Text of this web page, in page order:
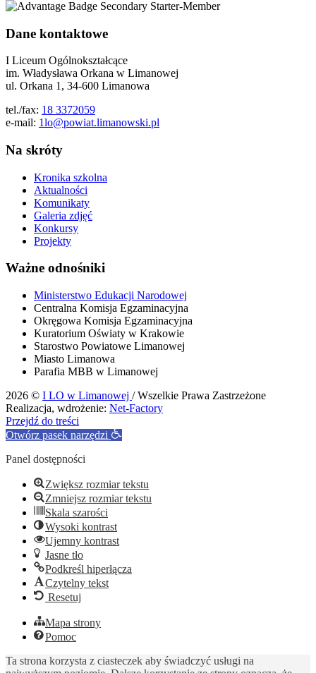
Dane kontaktowe
I Liceum Ogólnokształcące
im. Władysława Orkana w Limanowej
ul. Orkana 1, 34-600 Limanowa
tel./fax: 18 3372059
e-mail: 1lo@powiat.limanowski.pl
Na skróty
Kronika szkolna
Aktualności
Komunikaty
Galeria zdjęć
Konkursy
Projekty
Ważne odnośniki
Ministerstwo Edukacji Narodowej
Centralna Komisja Egzaminacyjna
Okręgowa Komisja Egzaminacyjna
Kuratorium Oświaty w Krakowie
Starostwo Powiatowe Limanowej
Miasto Limanowa
Parafia MBB w Limanowej
2026 © I LO w Limanowej / Wszelkie Prawa Zastrzeżone
Realizacja, wdrożenie: Net-Factory
Przejdź do treści
Otwórz pasek narzędzi
Panel dostępności
Zwiększ rozmiar tekstu
Zmniejsz rozmiar tekstu
Skala szarości
Wysoki kontrast
Ujemny kontrast
Jasne tło
Podkreśl hiperłącza
Czytelny tekst
Resetuj
Mapa strony
Pomoc
Ta strona korzysta z ciasteczek aby świadczyć usługi na